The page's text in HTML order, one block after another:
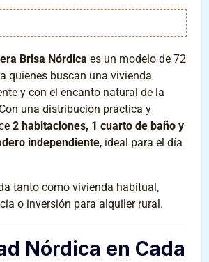
Brisa Nórdica es un modelo de 72
quienes buscan una vivienda
y con el encanto natural de la
una distribución práctica y
2 habitaciones, 1 cuarto de baño y
independiente, ideal para el día
tanto como vivienda habitual,
o inversión para alquiler rural.
Nórdica en Cada